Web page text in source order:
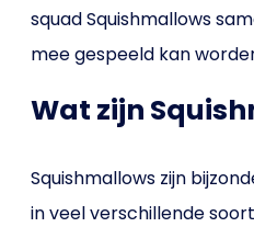
squad Squishmallows
mee gespeeld kan
Wat zijn
Squishmallows zijn
in veel verschillende